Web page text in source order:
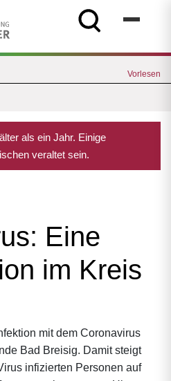
Vorlesen
als ein Jahr. Einige
veraltet sein.
Eine
im Kreis
mit dem Coronavirus
Bad Breisig. Damit steigt
infizierten Personen auf